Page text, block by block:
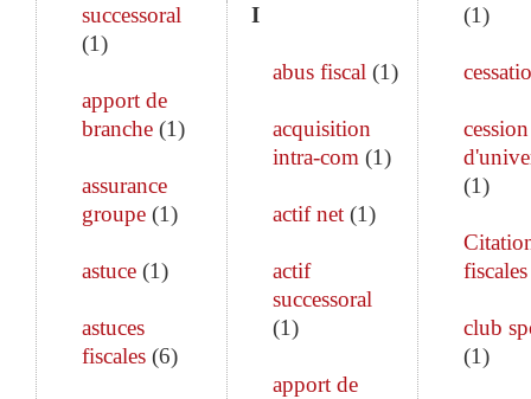
successoral
(1)
apport de
branche (1)
assurance
groupe (1)
astuce (1)
astuces
fiscales (6)
I
abus fiscal (1)
acquisition
intra-com (1)
actif net(1)
actif
successoral
(1)
apport de
(1)
cession
(1)
fiscales
club
(1)